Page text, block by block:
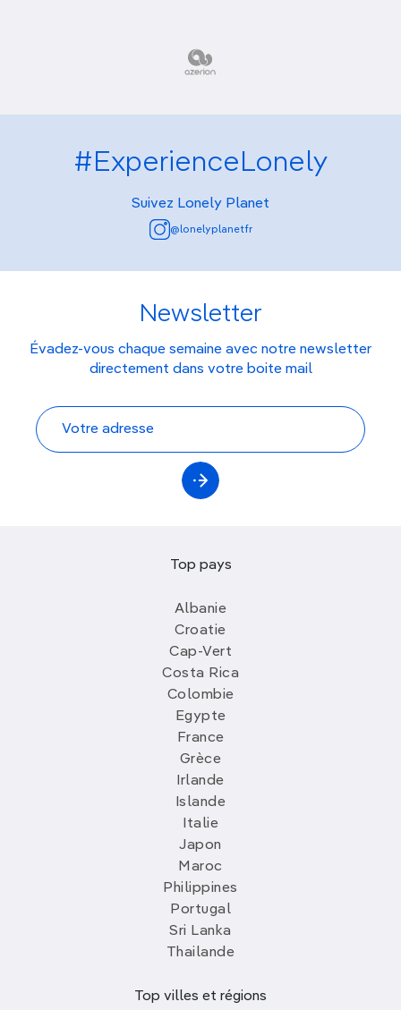
#ExperienceLonely
Suivez Lonely Planet
@lonelyplanetfr
Newsletter
Évadez-vous chaque semaine avec notre newsletter
directement dans votre boite mail
Top pays
Albanie
Croatie
Cap-Vert
Costa Rica
Colombie
Egypte
France
Grèce
Irlande
Islande
Italie
Japon
Maroc
Philippines
Portugal
Sri Lanka
Thailande
Top villes et régions